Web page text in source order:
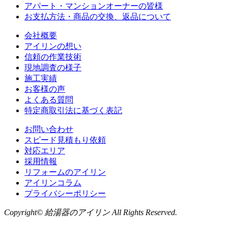
アパート・マンションオーナーの皆様
お支払方法・商品の交換、返品について
会社概要
アイリンの想い
信頼の作業技術
現地調査の様子
施工実績
お客様の声
よくある質問
特定商取引法に基づく表記
お問い合わせ
スピード見積もり依頼
対応エリア
採用情報
リフォームのアイリン
アイリンコラム
プライバシーポリシー
Copyright© 給湯器のアイリン All Rights Reserved.